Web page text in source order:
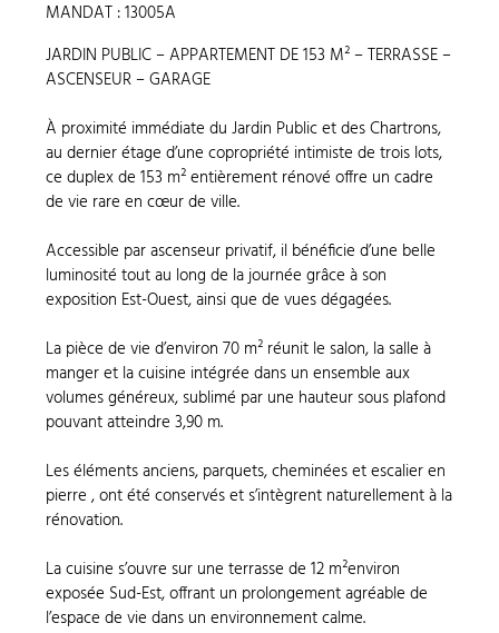
MANDAT : 13005A
JARDIN PUBLIC – APPARTEMENT DE 153 M² – TERRASSE –
ASCENSEUR – GARAGE
À proximité immédiate du Jardin Public et des Chartrons,
au dernier étage d’une copropriété intimiste de trois lots,
ce duplex de 153 m² entièrement rénové offre un cadre
de vie rare en cœur de ville.
Accessible par ascenseur privatif, il bénéficie d’une belle
luminosité tout au long de la journée grâce à son
exposition Est-Ouest, ainsi que de vues dégagées.
La pièce de vie d’environ 70 m² réunit le salon, la salle à
manger et la cuisine intégrée dans un ensemble aux
volumes généreux, sublimé par une hauteur sous plafond
pouvant atteindre 3,90 m.
Les éléments anciens, parquets, cheminées et escalier en
pierre , ont été conservés et s’intègrent naturellement à la
rénovation.
La cuisine s’ouvre sur une terrasse de 12 m²environ
exposée Sud-Est, offrant un prolongement agréable de
l’espace de vie dans un environnement calme.